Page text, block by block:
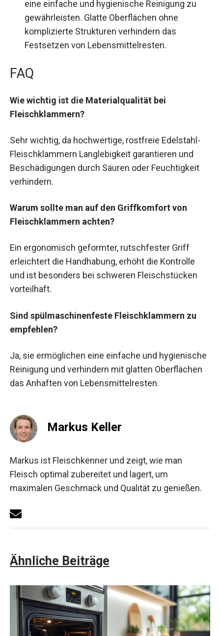
eine einfache und hygienische Reinigung zu
gewährleisten. Glatte Oberflächen ohne
komplizierte Strukturen verhindern das
Festsetzen von Lebensmittelresten.
FAQ
Wie wichtig ist die Materialqualität bei
Fleischklammern?
Sehr wichtig, da hochwertige, rostfreie Edelstahl-
Fleischklammern Langlebigkeit garantieren und
Beschädigungen durch Säuren oder Feuchtigkeit
verhindern.
Warum sollte man auf den Griffkomfort von
Fleischklammern achten?
Ein ergonomisch geformter, rutschfester Griff
erleichtert die Handhabung, erhöht die Kontrolle
und ist besonders bei schweren Fleischstücken
vorteilhaft.
Sind spülmaschinenfeste Fleischklammern zu
empfehlen?
Ja, sie ermöglichen eine einfache und hygienische
Reinigung und verhindern mit glatten Oberflächen
das Anhaften von Lebensmittelresten.
Markus Keller
Markus ist Fleischkenner und zeigt, wie man
Fleisch optimal zubereitet und lagert, um
maximalen Geschmack und Qualität zu genießen.
Ähnliche Beiträge